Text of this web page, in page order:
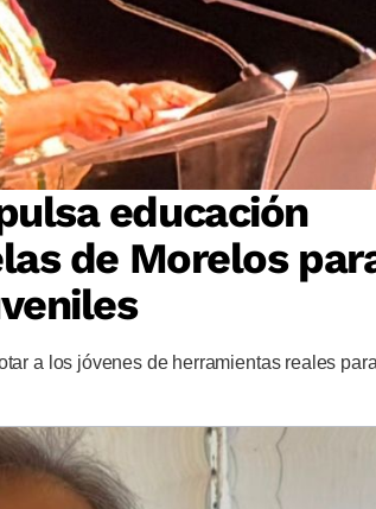
educación
de Morelos
a los jóvenes de herramientas reales para